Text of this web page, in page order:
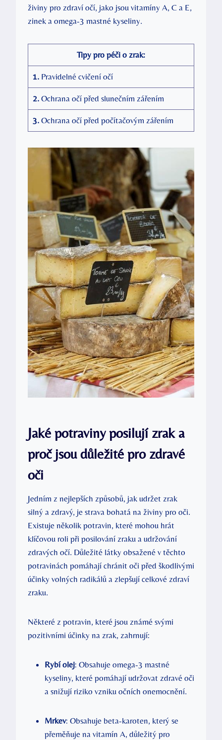
živiny pro zdraví očí, jako jsou vitamíny A, C a E,
zinek a omega-3 mastné kyseliny.
Tipy pro péči o zrak:
1.Pravidelné cvičení očí
2.Ochrana očí před slunečním zářením
3.Ochrana očí před počítačovým zářením
Jaké potraviny posilují zrak a
proč jsou důležité pro zdravé
oči
Jedním z nejlepších způsobů, jak udržet zrak
silný a zdravý, je strava bohatá na živiny pro oči.
Existuje několik potravin, které mohou hrát
klíčovou roli při posilování zraku a udržování
zdravých očí. Důležité látky obsažené v těchto
potravinách pomáhají chránit oči před škodlivými
účinky volných radikálů a zlepšují celkové zdraví
zraku.
Některé z potravin, které jsou známé svými
pozitivními účinky na zrak, zahrnují:
Rybí olej: Obsahuje omega-3 mastné
kyseliny, které pomáhají udržovat zdravé oči
a snižují riziko vzniku očních onemocnění.
Mrkev: Obsahuje beta-karoten, který se
přeměňuje na vitamín A, důležitý pro